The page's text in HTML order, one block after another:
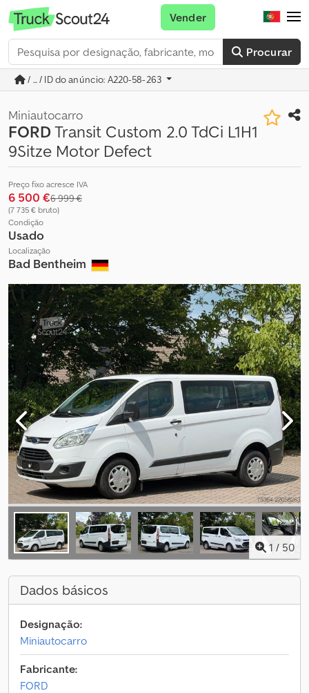
Procurar
Vender
/ ... / ID do anúncio: A220-58-263
Miniautocarro
FORDTransit Custom 2.0 TdCi L1H1
9Sitze Motor Defect
Preço fixo acresce IVA
6 500 €6 999 €
(7 735 € bruto)
Condição
Usado
Localização
Bad Bentheim
1 / 50
Dados básicos
Designação:
Miniautocarro
Fabricante:
FORD